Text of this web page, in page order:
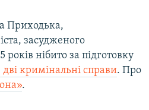
Приходька,
засудженого
нібито за підготовку
кримінальні справи. Про
.